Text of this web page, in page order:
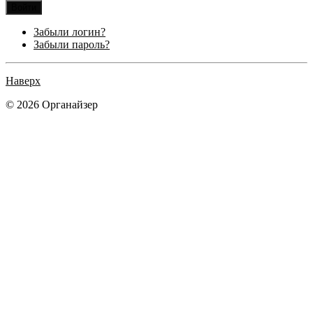
Забыли логин?
Забыли пароль?
Наверх
© 2026 Органайзер